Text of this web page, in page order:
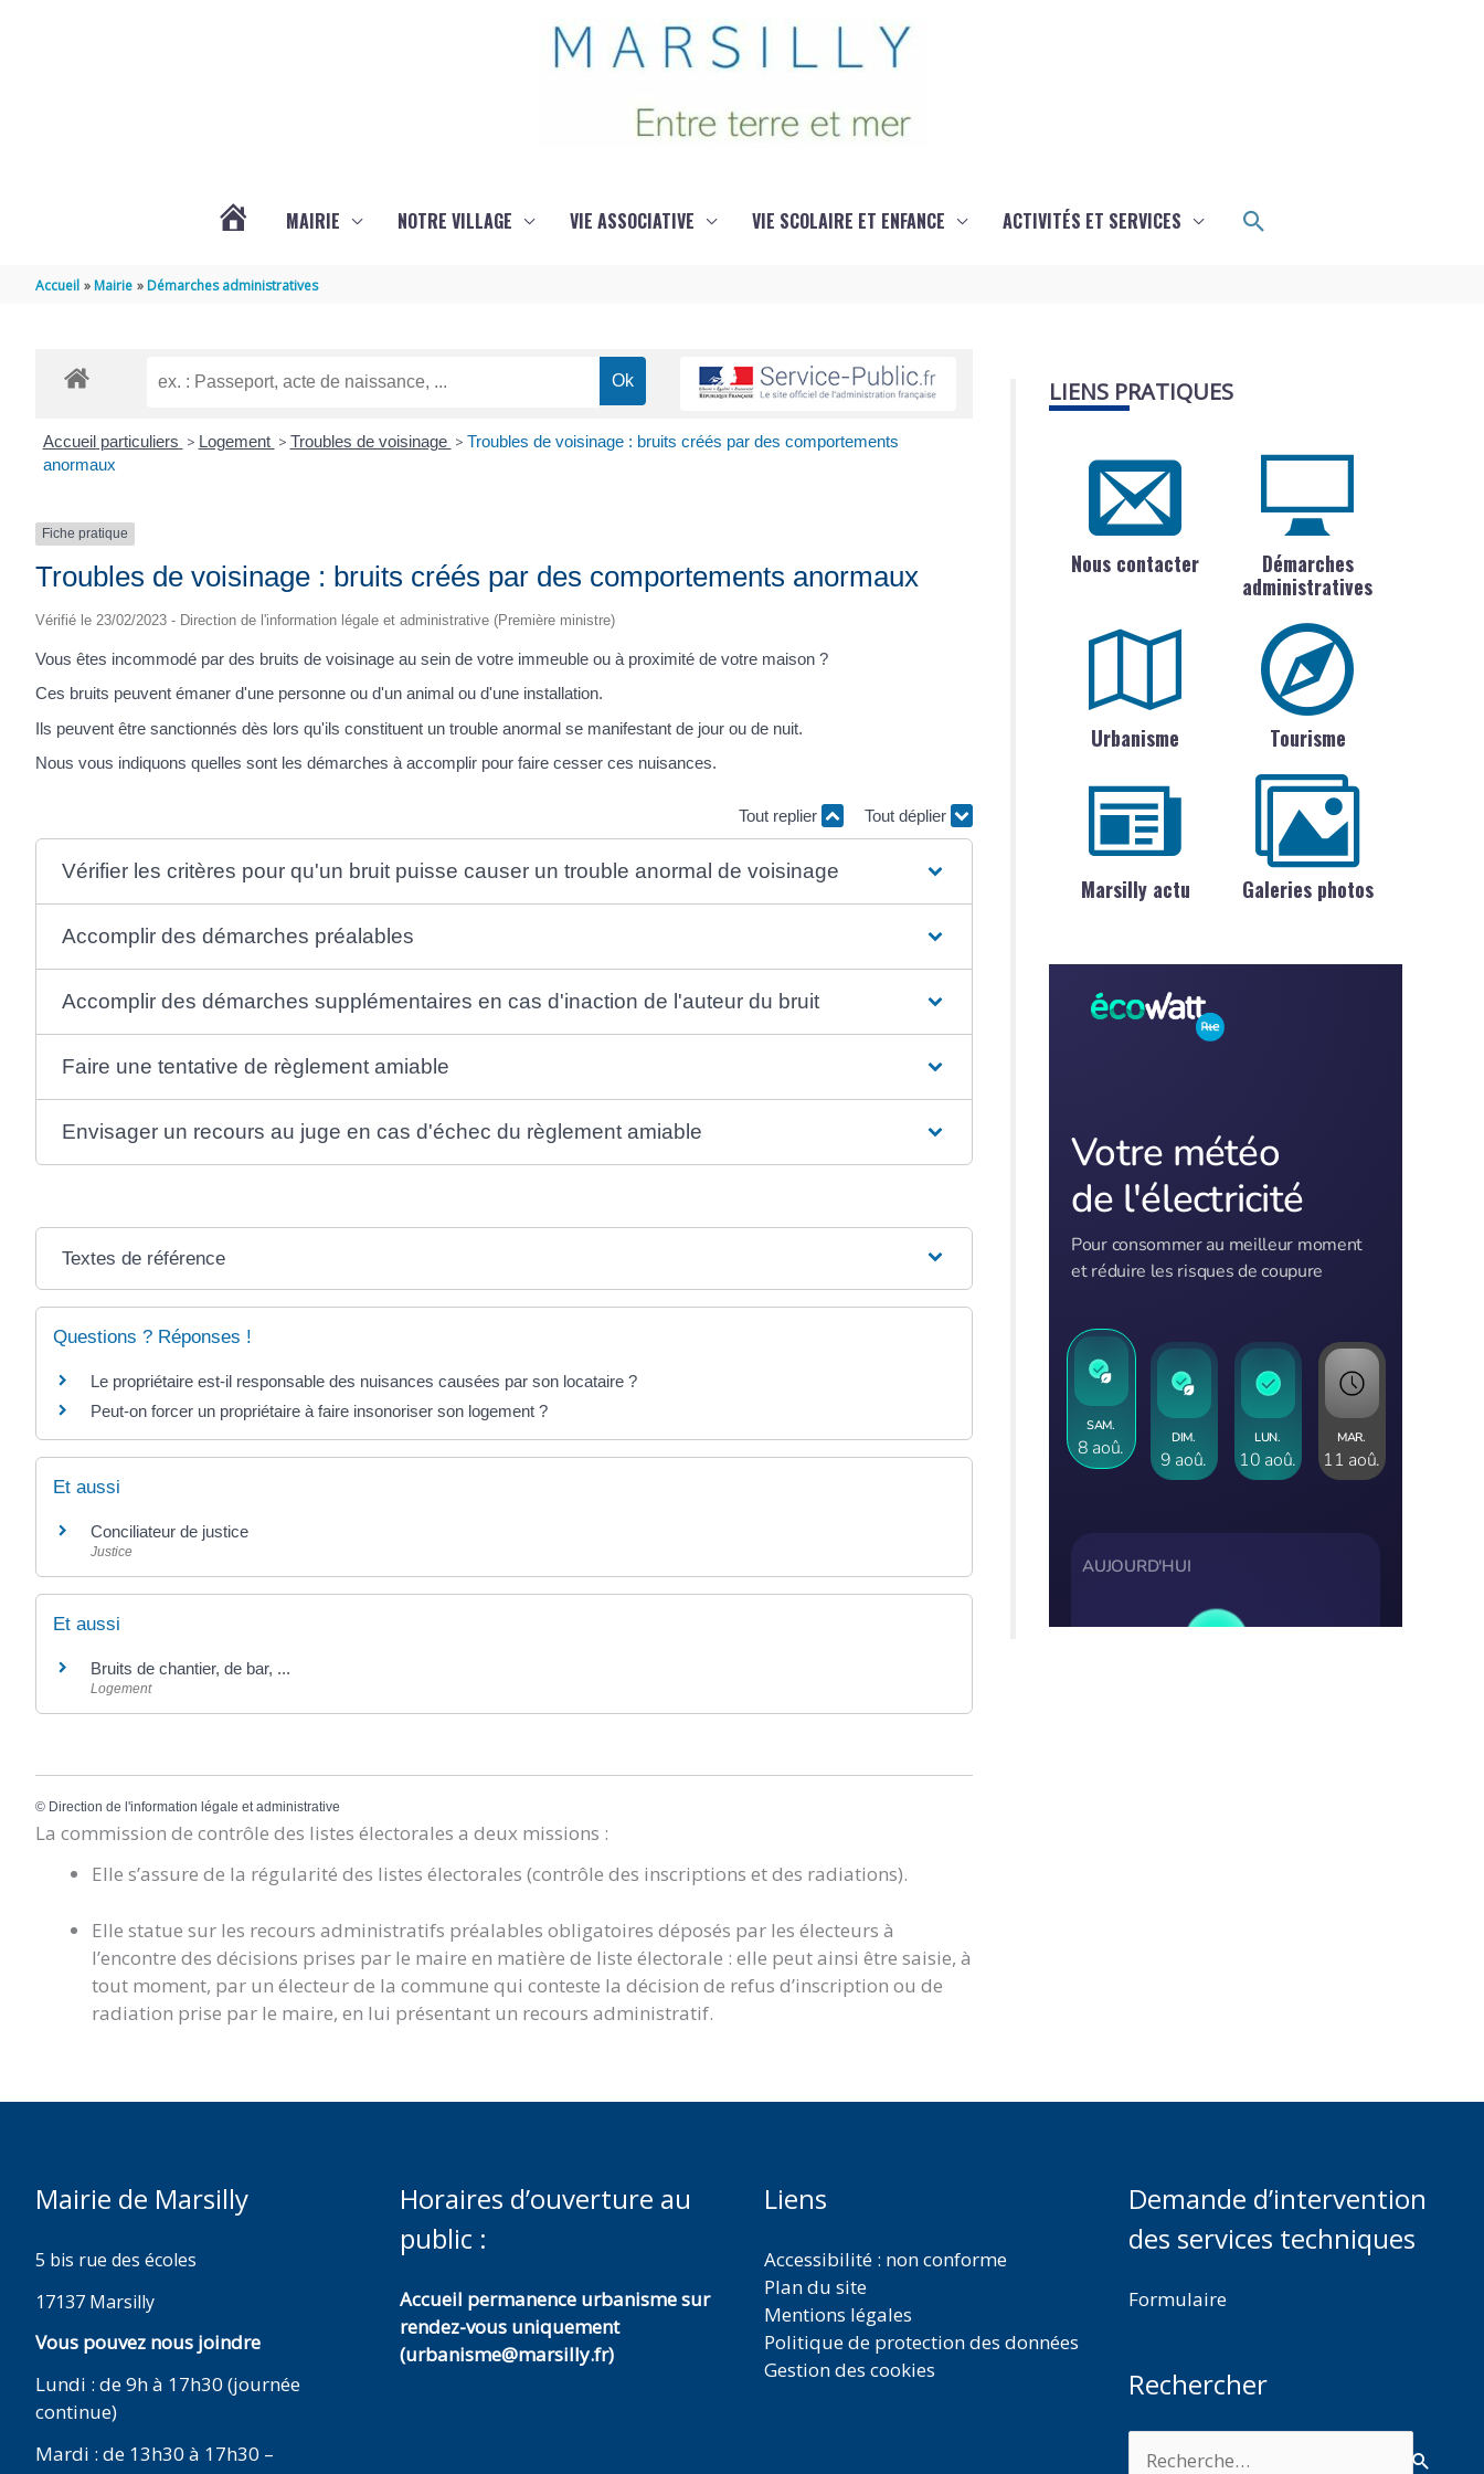
MARSILLY
MAIRIE NOTRE VILLAGE VIE ASSOCIATIVE VIE SCOLAIRE ET ENFANCE ACTIVITÉS ET SERVICES Rechercher
Accueil Mairie Démarches administratives
Accueil particuliers > Logement > Troubles de voisinage > Troubles de voisinage : bruits créés par des comportements
anormaux
Fiche pratique
Troubles de voisinage : bruits créés par des comportements anormaux
Vérifié le 23/02/2023 - Direction de l'information légale et administrative (Première ministre)
Vous êtes incommodé par des bruits de voisinage au sein de votre immeuble ou à proximité de votre maison ?
Ces bruits peuvent émaner d'une personne ou d'un animal ou d'une installation.
Ils peuvent être sanctionnés dès lors qu'ils constituent un trouble anormal se manifestant de jour ou de nuit.
Nous vous indiquons quelles sont les démarches à accomplir pour faire cesser ces nuisances.
Tout replier Tout déplier
Vérifier les critères pour qu'un bruit puisse causer un trouble anormal de voisinage
Accomplir des démarches préalables
Accomplir des démarches supplémentaires en cas d'inaction de l'auteur du bruit
Faire une tentative de règlement amiable
Envisager un recours au juge en cas d'échec du règlement amiable
Textes de référence
Questions ? Réponses !
Le propriétaire est-il responsable des nuisances causées par son locataire ?
Peut-on forcer un propriétaire à faire insonoriser son logement ?
Et aussi
Conciliateur de justice
Justice
Et aussi
Bruits de chantier, de bar, ...
Logement
© Direction de l'information légale et administrative
La commission de contrôle des listes électorales a deux missions :
Elle s’assure de la régularité des listes électorales (contrôle des inscriptions et des radiations).
Elle statue sur les recours administratifs préalables obligatoires déposés par les électeurs à
l’encontre des décisions prises par le maire en matière de liste électorale : elle peut ainsi être saisie, à
tout moment, par un électeur de la commune qui conteste la décision de refus d’inscription ou de
radiation prise par le maire, en lui présentant un recours administratif.
LIENS PRATIQUES
Nous contacter
Démarches
administratives
Urbanisme Tourisme
Marsilly actu Galeries photos
Mairie de Marsilly
5 bis rue des écoles
17137 Marsilly
Vous pouvez nous joindre
Lundi : de 9h à 17h30 (journée
continue)
Mardi : de 13h30 à 17h30 –
Horaires d’ouverture au
public :
Accueil permanence urbanisme sur
rendez-vous uniquement
(urbanisme@marsilly.fr)
Liens
Accessibilité : non conforme
Plan du site
Mentions légales
Politique de protection des données
Gestion des cookies
Demande d’intervention
des services techniques
Formulaire
Rechercher